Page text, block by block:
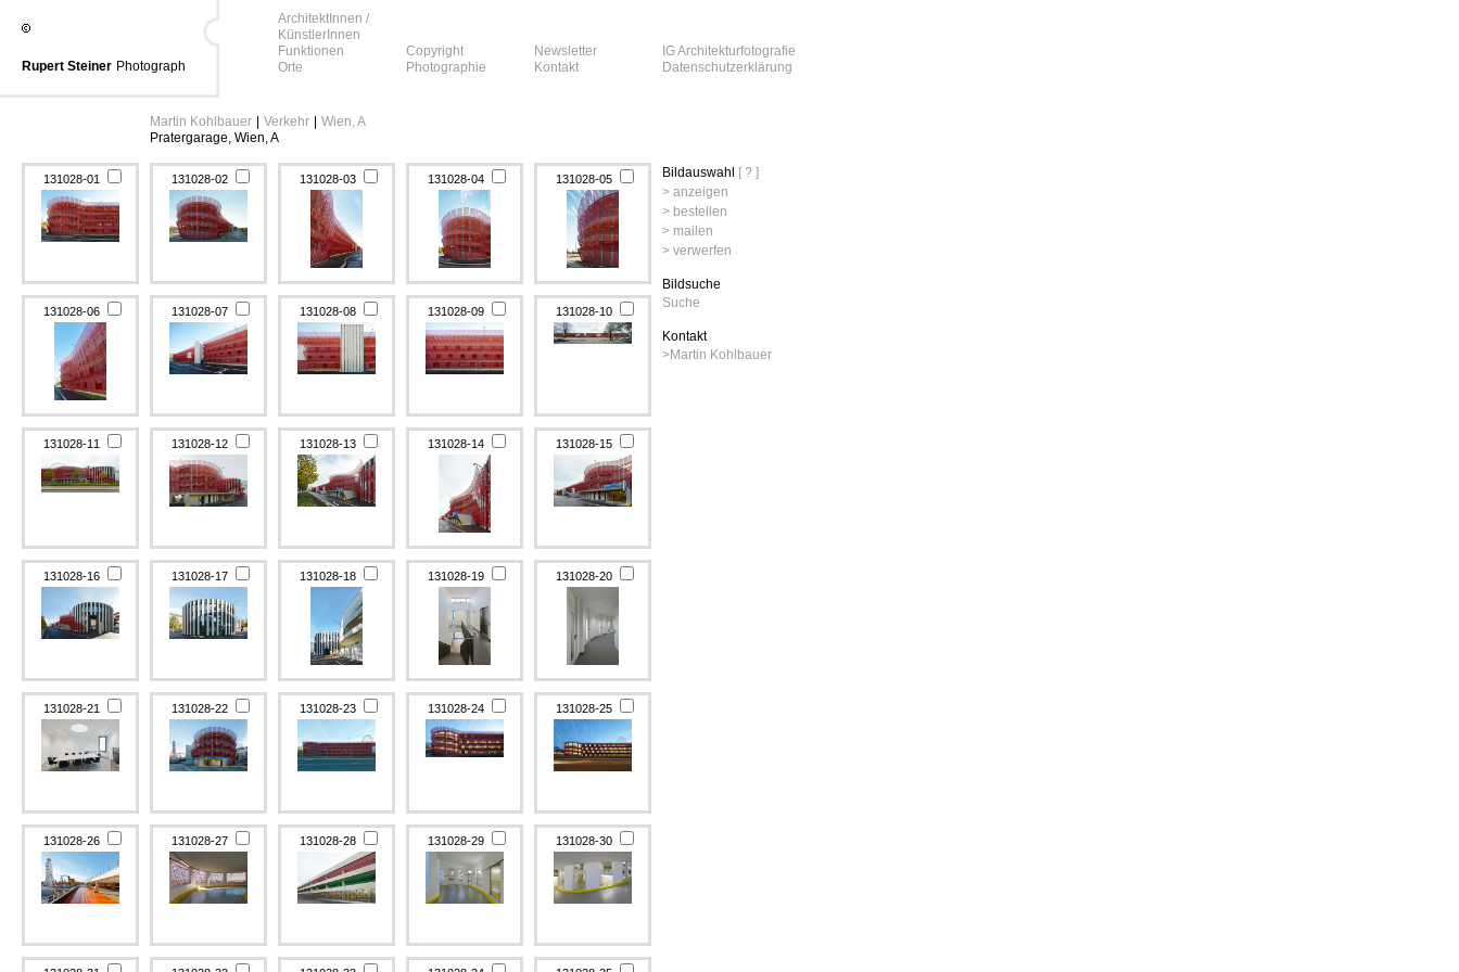
Rupert Steiner Photograph
ArchitektInnen /
KünstlerInnen
Funktionen
Orte
Copyright
Photographie
Newsletter
Kontakt
IG Architekturfotografie
Datenschutzerklärung
Martin Kohlbauer Verkehr
Wien, A
Pratergarage, Wien, A
131028-01 131028-02 131028-03 131028-04 131028-05
131028-06 131028-07 131028-08 131028-09 131028-10
131028-11 131028-12 131028-13 131028-14 131028-15
131028-16 131028-17 131028-18 131028-19 131028-20
131028-21 131028-22 131028-23 131028-24 131028-25
131028-26 131028-27 131028-28 131028-29 131028-30
Bildauswahl
[ ? ]
> anzeigen
> bestellen
> mailen
> verwerfen
Bildsuche
Suche
Kontakt
>Martin Kohlbauer